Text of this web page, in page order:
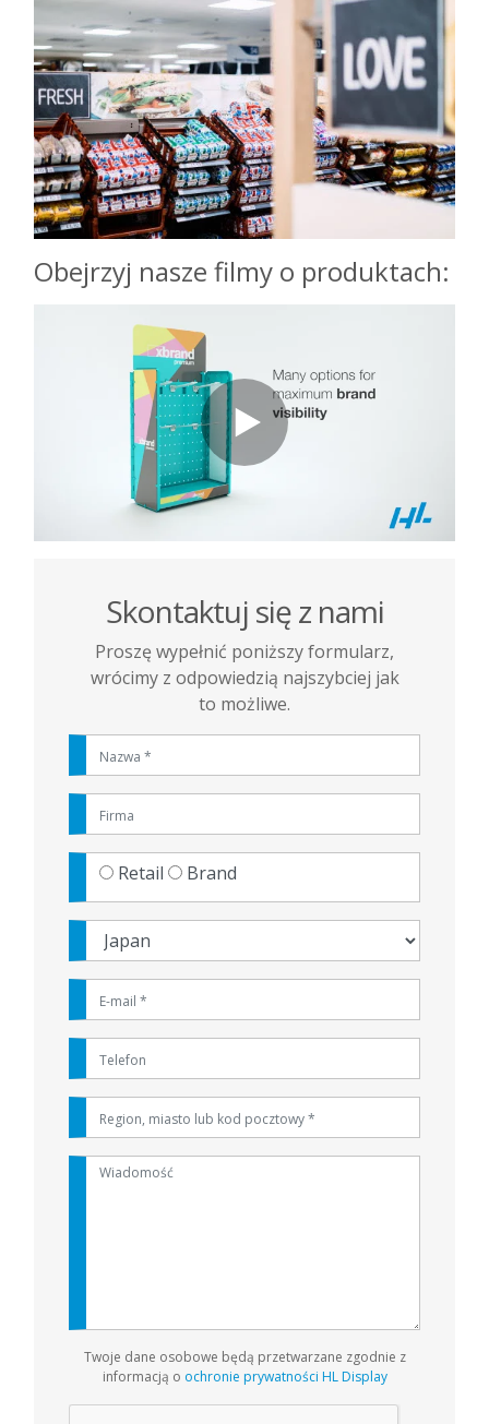
Obejrzyj nasze filmy o produktach:
Skontaktuj się z nami
Proszę wypełnić poniższy formularz,
wrócimy z odpowiedzią najszybciej jak
to możliwe.
Retail Brand
Twoje dane osobowe będą przetwarzane zgodnie z
informacją o ochronie prywatności HL Display